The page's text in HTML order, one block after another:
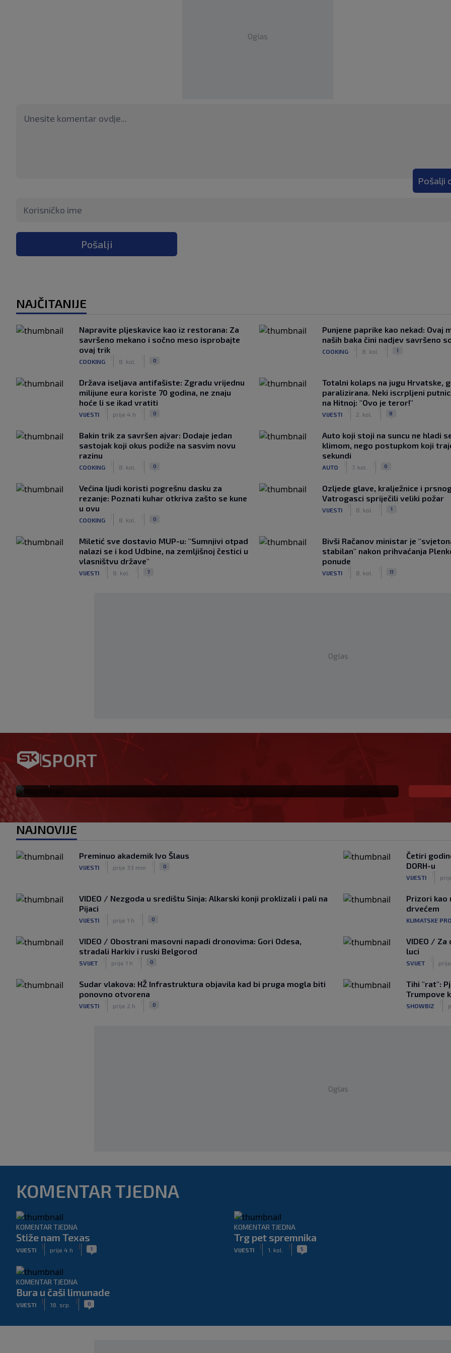
Oglas
Pošalji
Pošalji
NAJČITANIJE
Napravite pljeskavice kao iz restorana: Za
savršeno mekano i sočno meso isprobajte
ovaj trik
COOKING 8. kol. 0
Punjene paprike kao nekad: Ovaj
naših baka čini nadjev savršeno
COOKING 8. kol. 1
Država iseljava antifašiste: Zgradu vrijednu
milijune eura koriste 70 godina, ne znaju
hoće li se ikad vratiti
VIJESTI prije 4 h 0
Totalni kolaps na jugu Hrvatske,
paralizirana. Neki iscrpljeni
na Hitnoj: "Ovo je teror!"
VIJESTI 2. kol. 8
Bakin trik za savršen ajvar: Dodaje jedan
sastojak koji okus podiže na sasvim novu
razinu
COOKING 8. kol. 0
Auto koji stoji na suncu ne hladi
klimom, nego postupkom koji
sekundi
AUTO 7. kol. 0
Većina ljudi koristi pogrešnu dasku za
rezanje: Poznati kuhar otkriva zašto se kune
u ovu
COOKING 8. kol. 0
Ozljede glave, kralježnice i
Vatrogasci spriječili veliki požar
VIJESTI 8. kol. 1
Miletić sve dostavio MUP-u: "Sumnjivi otpad
nalazi se i kod Udbine, na zemljišnoj čestici u
vlasništvu države"
VIJESTI 8. kol. 7
Bivši Račanov ministar je
stabilan" nakon prihvaćanja
ponude
VIJESTI 8. kol. 11
Oglas
SPORT
VIDEO / Pogledajte golgeterski instinkt novog
napadača Rijeke: Ovako je zabijao u Bundesligi
NAJNOVIJE
Preminuo akademik Ivo Šlaus
VIJESTI prije 33 min 0
Četiri
DORH-u
VIJESTI
VIDEO / Nezgoda u središtu Sinja: Alkarski konji proklizali i pali na
Pijaci
VIJESTI prije 1 h 0
Prizori kao
drvećem
KLIMATSKE
VIDEO / Obostrani masovni napadi dronovima: Gori Odesa,
stradali Harkiv i ruski Belgorod
SVIJET prije 1 h 0
VIDEO /
luci
SVIJET
Sudar vlakova: HŽ Infrastruktura objavila kad bi pruga mogla biti
ponovno otvorena
VIJESTI prije 2 h 0
Tihi "rat":
Trumpove
SHOWBIZ
Oglas
KOMENTAR TJEDNA
KOMENTAR TJEDNA
Stiže nam Texas
VIJESTI
|
prije 4 h
| 1
KOMENTAR TJEDNA
Trg pet spremnika
VIJESTI
|
1. kol.
| 5
KOMENTAR TJEDNA
Bura u čaši limunade
VIJESTI
|
18. srp.
| 0